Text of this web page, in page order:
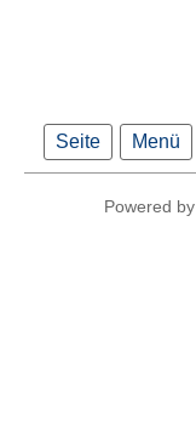
Seite Menü
Powered by